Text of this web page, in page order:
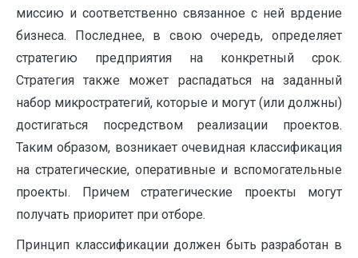
миссию и соответственно связанное с ней врдение
бизнеса. Последнее, в свою очередь, определяет
стратегию предприятия на конкретный срок.
Стратегия также может распадаться на заданный
набор микростратегий, которые и могут (или должны)
достигаться посредством реализации проектов.
Таким образом, возникает очевидная классификация
на стратегические, оперативные и вспомогательные
проекты. Причем стратегические проекты могут
получать приоритет при отборе.
Принцип классификации должен быть разработан в